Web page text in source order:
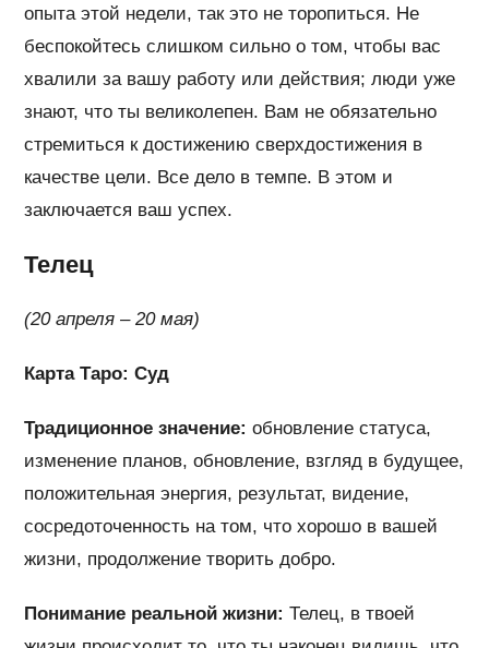
опыта этой недели, так это не торопиться. Не
беспокойтесь слишком сильно о том, чтобы вас
хвалили за вашу работу или действия; люди уже
знают, что ты великолепен. Вам не обязательно
стремиться к достижению сверхдостижения в
качестве цели. Все дело в темпе. В этом и
заключается ваш успех.
Телец
(20 апреля – 20 мая)
Карта Таро: Суд
Традиционное значение: обновление статуса,
изменение планов, обновление, взгляд в будущее,
положительная энергия, результат, видение,
сосредоточенность на том, что хорошо в вашей
жизни, продолжение творить добро.
Понимание реальной жизни: Телец, в твоей